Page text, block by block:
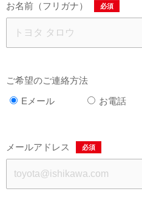
お名前（フリガナ） 必須
ご希望のご連絡方法
Eメール
お電話
メールアドレス 必須